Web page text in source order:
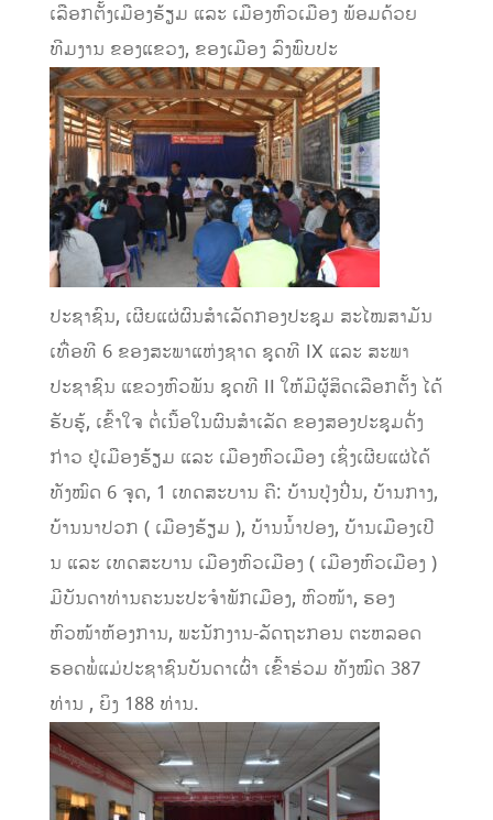
ເລືອກຕັ້ງເມືອງຮ້ຽມ ແລະ ເມືອງຫົວເມືອງ ພ້ອມດ້ວຍ
ທີມງານ ຂອງແຂວງ, ຂອງເມືອງ ລົງພົບປະ
ປະຊາຊົນ, ເຜີຍແຜ່ຜົນສຳເລັດກອງປະຊຸມ ສະໄໝສາມັນ
ເທື່ອທີ 6 ຂອງສະພາແຫ່ງຊາດ ຊຸດທີ IX ແລະ ສະພາ
ປະຊາຊົນ ແຂວງຫົວພັນ ຊຸດທີ II ໃຫ້ມີຜູ້ສິດເລືອກຕັ້ງ ໄດ້
ຮັບຮູ້, ເຂົ້າໃຈ ຕໍ່ເນື້ອໃນຜົນສຳເລັດ ຂອງສອງປະຊຸມດັ່ງ
ກ່າວ ຢູ່ເມືອງຮ້ຽມ ແລະ ເມືອງຫົວເມືອງ ເຊິ່ງເຜີຍແຜ່ໄດ້
ທັງໝົດ 6 ຈຸດ, 1 ເທດສະບານ ຄື: ບ້ານປຸ່ງປີ່ນ, ບ້ານກາງ,
ບ້ານນາປວກ ( ເມືອງຮ້ຽມ ), ບ້ານນ້ຳປອງ, ບ້ານເມືອງເປີ
ນ ແລະ ເທດສະບານ ເມືອງຫົວເມືອງ ( ເມືອງຫົວເມືອງ )
ມີບັນດາທ່ານຄະນະປະຈຳພັກເມືອງ, ຫົວໜ້າ, ຮອງ
ຫົວໜ້າຫ້ອງການ, ພະນັກງານ-ລັດຖະກອນ ຕະຫລອດ
ຮອດພໍ່ແມ່ປະຊາຊົນບັນດາເຜົ່າ ເຂົ້າຮ່ວມ ທັງໝົດ 387
ທ່ານ , ຍິງ 188 ທ່ານ.